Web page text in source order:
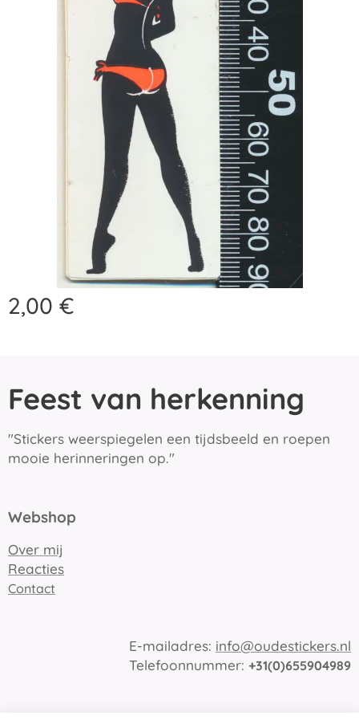
2,00 €
Feest van herkenning
"Stickers weerspiegelen een tijdsbeeld en roepen
mooie herinneringen op."
Webshop
Over mij
Reacties
Contact
E-mailadres: info@oudestickers.nl
Telefoonnummer: +31(0)655904989